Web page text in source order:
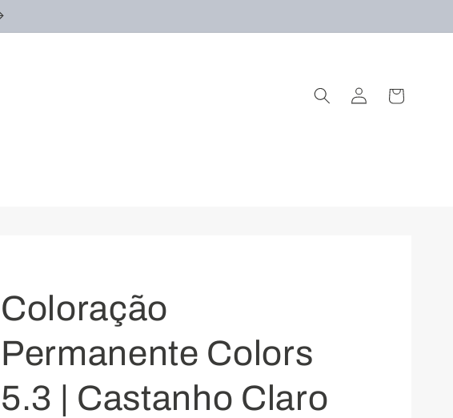
Fazer
login
Carrinho
Coloração
Permanente Colors
5.3 | Castanho Claro